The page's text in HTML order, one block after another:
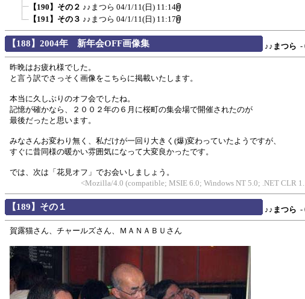
【190】その２ ♪♪まつら 04/1/11(日) 11:14
【191】その３ ♪♪まつら 04/1/11(日) 11:17
【188】2004年 新年会OFF画像集 ♪♪まつら -
昨晩はお疲れ様でした。
と言う訳でさっそく画像をこちらに掲載いたします。
本当に久しぶりのオフ会でしたね。
記憶が確かなら、２００２年の６月に桜町の集会場で開催されたのが
最後だったと思います。
みなさんお変わり無く、私だけが一回り大きく(爆)変わっていたようですが、
すぐに昔同様の暖かい雰囲気になって大変良かったです。
では、次は「花見オフ」でお会いしましょう。
<Mozilla/4.0 (compatible; MSIE 6.0; Windows NT 5.0; .NET CLR
【189】その１ ♪♪まつら -
賀露猫さん、チャールズさん、ＭＡＮＡＢＵさん